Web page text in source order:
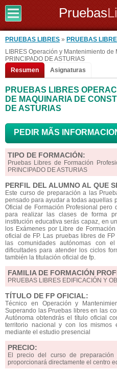
Pruebas
PRUEBAS LIBRES » PRUEBAS
LIBRES Operación y Mantenimiento
PRINCIPADO DE ASTURIAS
Resumen
Asignaturas
PRUEBAS LIBRES
DE MAQUINARIA DE
DE ASTURIAS
PEDIR MÃS
TIPO DE FORMACIÓN:
Pruebas Libres de Formación
PRINCIPADO DE ASTURIAS
PERFIL DEL ALUMNO AL QUE
Este curso de preparación a las
pensado para ayudar a todas aquellas
Oficial de Formación Profesional pero
para realizar las clases de forma
institución educativa serás capaz, en
los Exámenes por Libre de
oficial de FP. Las pruebas libres de
las comunidades autónomas con
dificultades para atender los ciclos
también la titulación oficial de fp.
FAMILIA DE FORMACIÓN
PRUEBAS LIBRES EDIFICACIÓN Y
TÍTULO DE FP OFICIAL:
Técnico en Operación y
Superando las Pruebas libres en las
Autónoma obtendrás el título oficial
territorio nacional y con los mismos
mediante el estudio presencial
PRECIO:
El precio del curso de
proporcionará directamente el centro